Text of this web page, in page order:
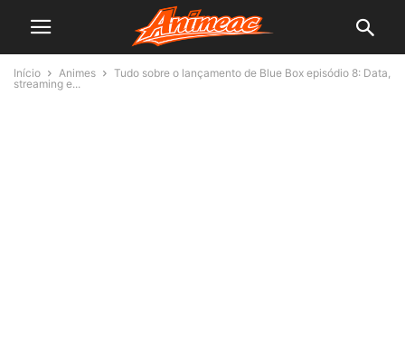
Início Animes
Tudo sobre o lançamento de Blue Box episódio 8: Data,
streaming e...